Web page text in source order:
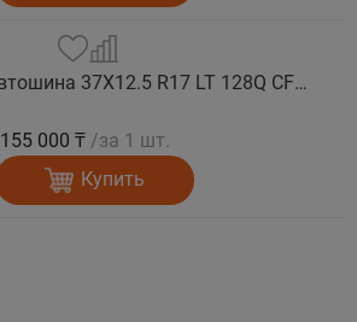
COMFORSER Автошина 37X12.5 R17 LT 128Q CF9000 R/T RWL 12PR лето
155 000 ₸ /за 1 шт.
Купить